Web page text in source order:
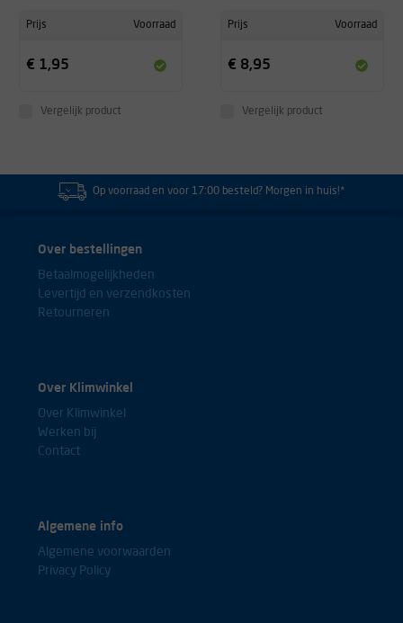
Prijs Voorraad
€ 1,95
Vergelijk product
Prijs Voorraad
€ 8,95
Vergelijk product
Op voorraad en voor 17:00 besteld? Morgen in huis!*
Over bestellingen
Betaalmogelijkheden
Levertijd en verzendkosten
Retourneren
Over Klimwinkel
Over Klimwinkel
Werken bij
Contact
Algemene info
Algemene voorwaarden
Privacy Policy